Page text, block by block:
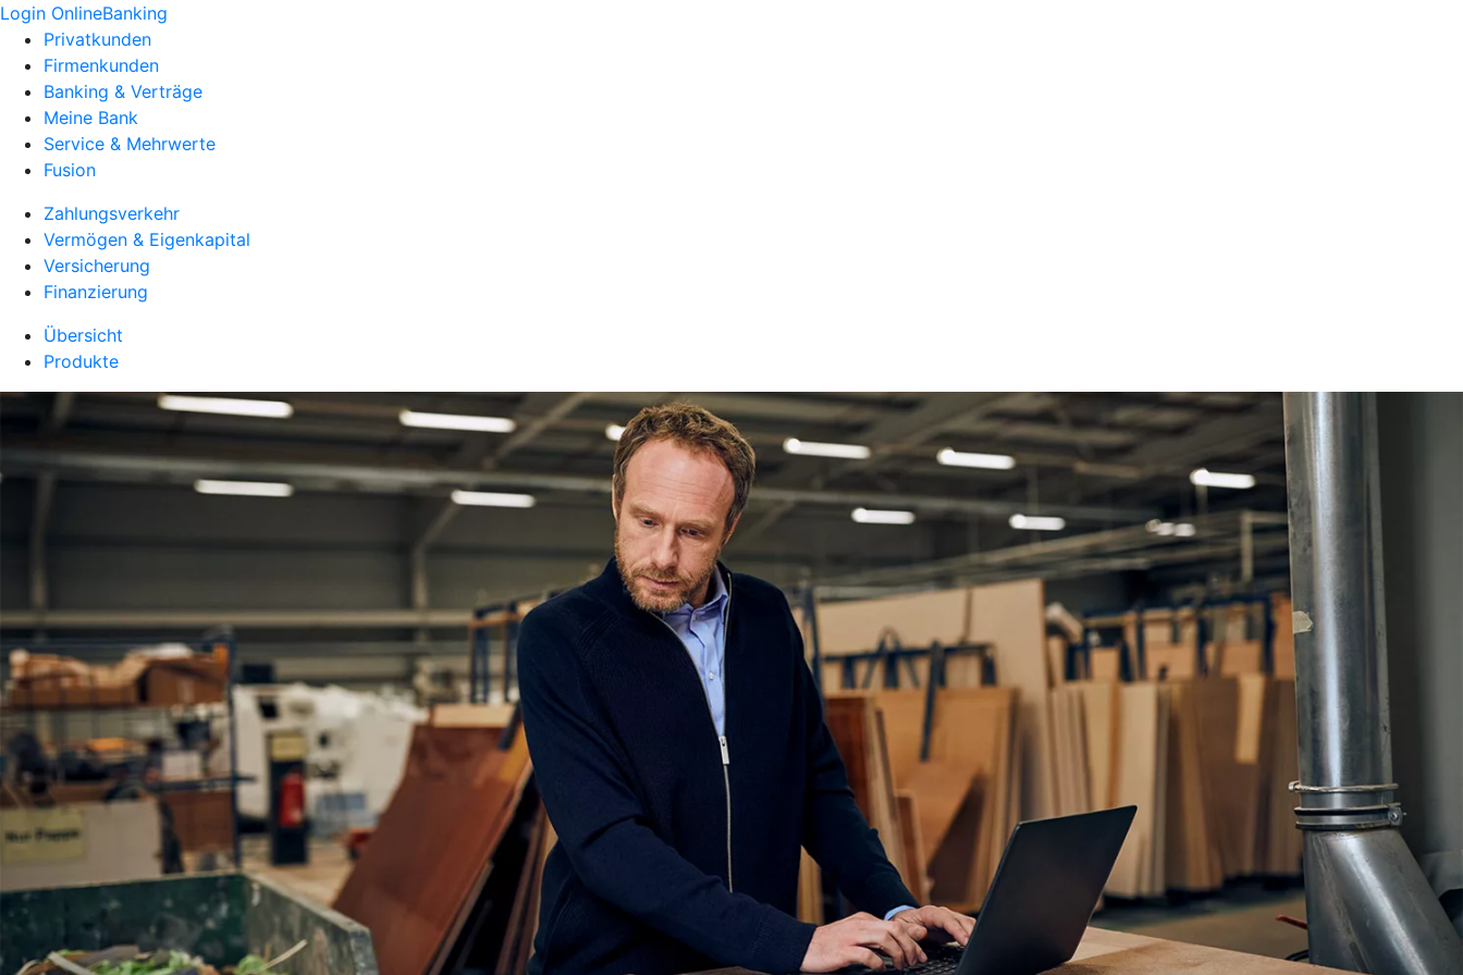
Login OnlineBanking
Privatkunden
Firmenkunden
Banking & Verträge
Meine Bank
Service & Mehrwerte
Fusion
Zahlungsverkehr
Vermögen & Eigenkapital
Versicherung
Finanzierung
Übersicht
Produkte